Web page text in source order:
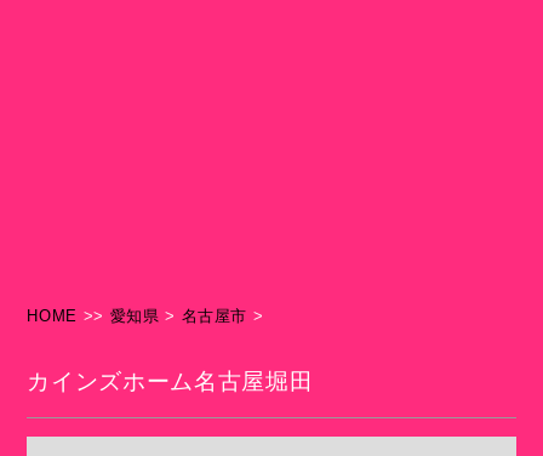
HOME >> 愛知県 > 名古屋市 >
カインズホーム名古屋堀田